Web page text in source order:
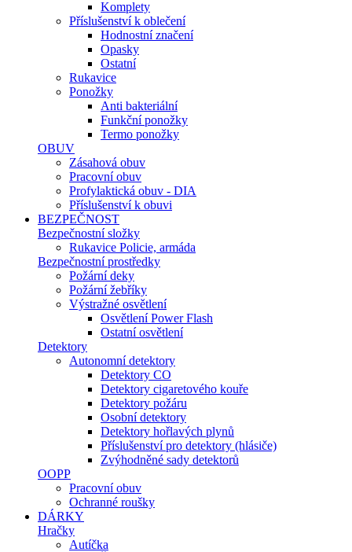
Komplety
Příslušenství k oblečení
Hodnostní značení
Opasky
Ostatní
Rukavice
Ponožky
Anti bakteriální
Funkční ponožky
Termo ponožky
OBUV
Zásahová obuv
Pracovní obuv
Profylaktická obuv - DIA
Příslušenství k obuvi
BEZPEČNOST
Bezpečnostní složky
Rukavice Policie, armáda
Bezpečnostní prostředky
Požární deky
Požární žebříky
Výstražné osvětlení
Osvětlení Power Flash
Ostatní osvětlení
Detektory
Autonomní detektory
Detektory CO
Detektory cigaretového kouře
Detektory požáru
Osobní detektory
Detektory hořlavých plynů
Příslušenství pro detektory (hlásiče)
Zvýhodněné sady detektorů
OOPP
Pracovní obuv
Ochranné roušky
DÁRKY
Hračky
Autíčka